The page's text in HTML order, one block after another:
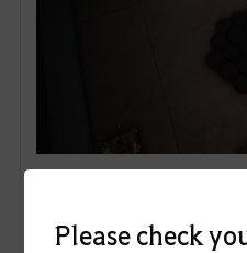
Please check